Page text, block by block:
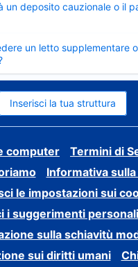
un deposito cauzionale o il
un letto supplementare
Inserisci la tua struttura
computer
Termini di
Informativa
le impostazioni sui
i suggerimenti
sulla schiavitù
sui diritti umani